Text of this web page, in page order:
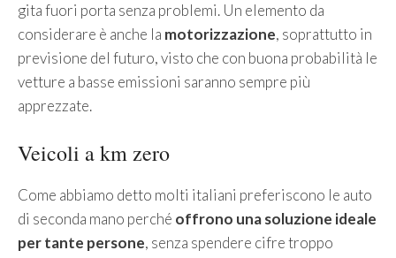
gita fuori porta senza problemi. Un elemento da
considerare è anche la motorizzazione, soprattutto in
previsione del futuro, visto che con buona probabilità le
vetture a basse emissioni saranno sempre più
apprezzate.
Veicoli a km zero
Come abbiamo detto molti italiani preferiscono le auto
di seconda mano perché offrono una soluzione ideale
per tante persone, senza spendere cifre troppo